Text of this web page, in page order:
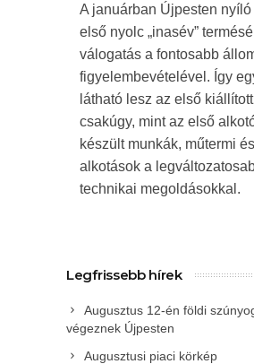
A januárban Újpesten nyíló
első nyolc „inasév”
válogatás a fontosabb
figyelembevételével. Így
látható lesz az első
csakúgy, mint az első
készült munkák, műtermi
alkotások a
technikai megoldásokkal.
Legfrissebb hírek
Augusztus 12-én földi
végeznek Újpesten
Augusztusi piaci körkép